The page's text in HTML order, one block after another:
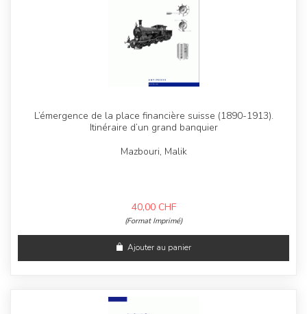
L’émergence de la place financière suisse (1890-1913).
Itinéraire d’un grand banquier
Mazbouri, Malik
40,00 CHF
(Format Imprimé)
Ajouter au panier